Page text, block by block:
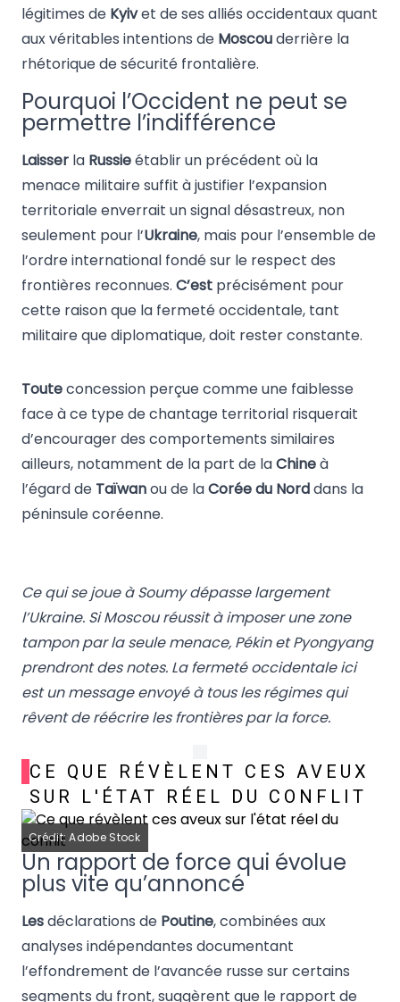
légitimes de Kyivet de ses alliés occidentaux quant
aux véritables intentions de Moscouderrière la
rhétorique de sécurité frontalière.
Pourquoi l’Occident ne peut se
permettre l’indifférence
Laisser la Russieétablir un précédent où la
menace militaire suffit à justifier l’expansion
territoriale enverrait un signal désastreux, non
seulement pour l’Ukraine, mais pour l’ensemble de
l’ordre international fondé sur le respect des
frontières reconnues. C’est précisément pour
cette raison que la fermeté occidentale, tant
militaire que diplomatique, doit rester constante.
Touteconcession perçue comme une faiblesse
face à ce type de chantage territorial risquerait
d’encourager des comportements similaires
ailleurs, notamment de la part de laChineà
l’égard de Taïwanou de laCorée du Norddans la
péninsule coréenne.
Ce qui se joue à Soumy dépasse largement
l’Ukraine. Si Moscou réussit à imposer une zone
tampon par la seule menace, Pékin et Pyongyang
prendront des notes. La fermeté occidentale ici
est un message envoyé à tous les régimes qui
rêvent de réécrire les frontières par la force.
CE QUE RÉVÈLENT CES AVEUX
SUR L'ÉTAT RÉEL DU CONFLIT
Crédit: Adobe Stock
Un rapport de force qui évolue
plus vite qu’annoncé
Lesdéclarations de Poutine, combinées aux
analyses indépendantes documentant
l’effondrement de l’avancée russe sur certains
segments du front, suggèrent que le rapport de